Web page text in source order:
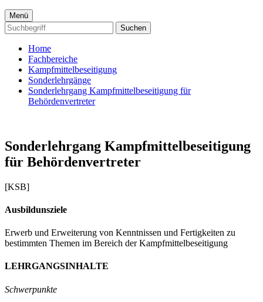
Menü
Suchen
Home
Fachbereiche
Kampfmittelbeseitigung
Sonderlehrgänge
Sonderlehrgang Kampfmittelbeseitigung für
Behördenvertreter
Sonderlehrgang Kampfmittelbeseitigung
für Behördenvertreter
[KSB]
Ausbildunsziele
Erwerb und Erweiterung von Kenntnissen und Fertigkeiten zu
bestimmten Themen im Bereich der Kampfmittelbeseitigung
LEHRGANGSINHALTE
Schwerpunkte